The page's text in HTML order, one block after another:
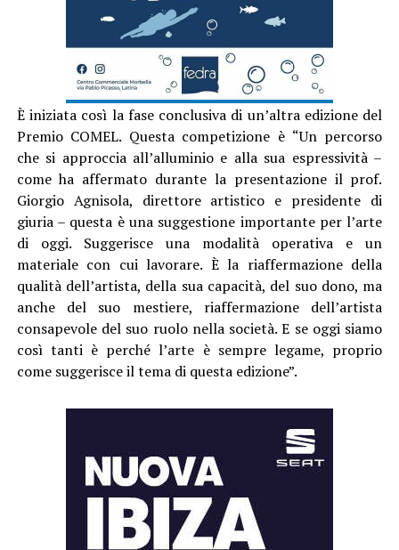
È iniziata così la fase conclusiva di un’altra edizione del
Premio COMEL. Questa competizione è “Un percorso
che si approccia all’alluminio e alla sua espressività –
come ha affermato durante la presentazione il prof.
Giorgio Agnisola, direttore artistico e presidente di
giuria – questa è una suggestione importante per l’arte
di oggi. Suggerisce una modalità operativa e un
materiale con cui lavorare. È la riaffermazione della
qualità dell’artista, della sua capacità, del suo dono, ma
anche del suo mestiere, riaffermazione dell’artista
consapevole del suo ruolo nella società. E se oggi siamo
così tanti è perché l’arte è sempre legame, proprio
come suggerisce il tema di questa edizione”.